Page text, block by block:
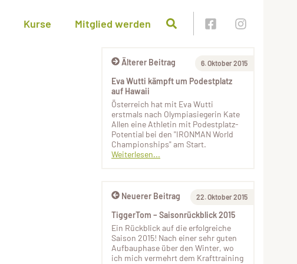
Kurse Mitglied werden
Älterer Beitrag 6. Oktober 2015
Eva Wutti kämpft um Podestplatz
auf Hawaii
Österreich hat mit Eva Wutti
erstmals nach Olympiasiegerin Kate
Allen eine Athletin mit Podestplatz-
Potential bei den "IRONMAN World
Championships" am Start.
Weiterlesen...
Neuerer Beitrag 22. Oktober 2015
TiggerTom – Saisonrückblick 2015
Ein Rückblick auf die erfolgreiche
Saison 2015! Nach einer sehr guten
Aufbauphase über den Winter, wo
ich mich vermehrt dem Krafttraining